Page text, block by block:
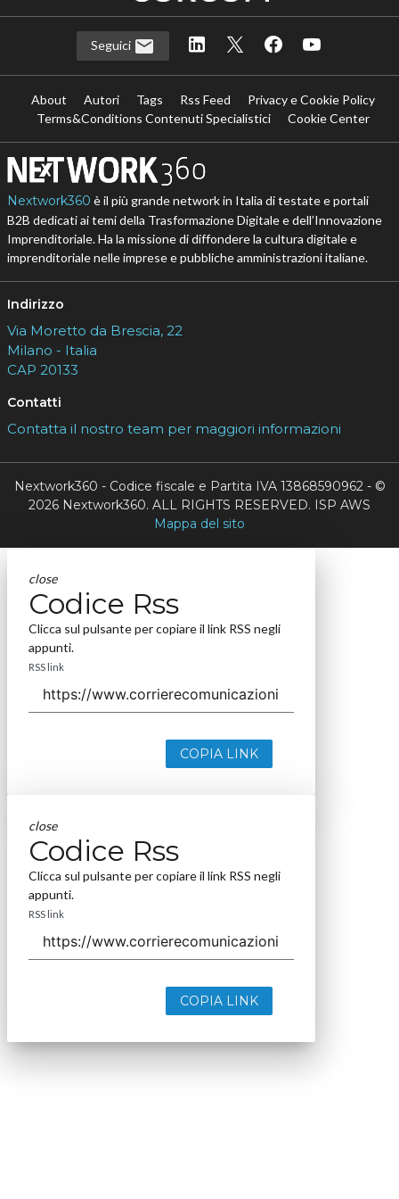
Seguici
About Autori Tags Rss Feed
Privacy e Cookie Policy
Terms&Conditions Contenuti Specialistici
Cookie Center
Nextwork360 è il più grande network in Italia di testate e portali
B2B dedicati ai temi della Trasformazione Digitale e dell’Innovazione
Imprenditoriale. Ha la missione di diffondere la cultura digitale e
imprenditoriale nelle imprese e pubbliche amministrazioni italiane.
Indirizzo
Via Moretto da Brescia, 22
Milano - Italia
CAP 20133
Contatti
Contatta il nostro team per maggiori informazioni
Nextwork360 - Codice fiscale e Partita IVA 13868590962 - ©
2026 Nextwork360. ALL RIGHTS RESERVED. ISP AWS
Mappa del sito
close
Codice Rss
Clicca sul pulsante per copiare il link RSS negli
appunti.
RSS link
COPIA LINK
close
Codice Rss
Clicca sul pulsante per copiare il link RSS negli
appunti.
RSS link
COPIA LINK